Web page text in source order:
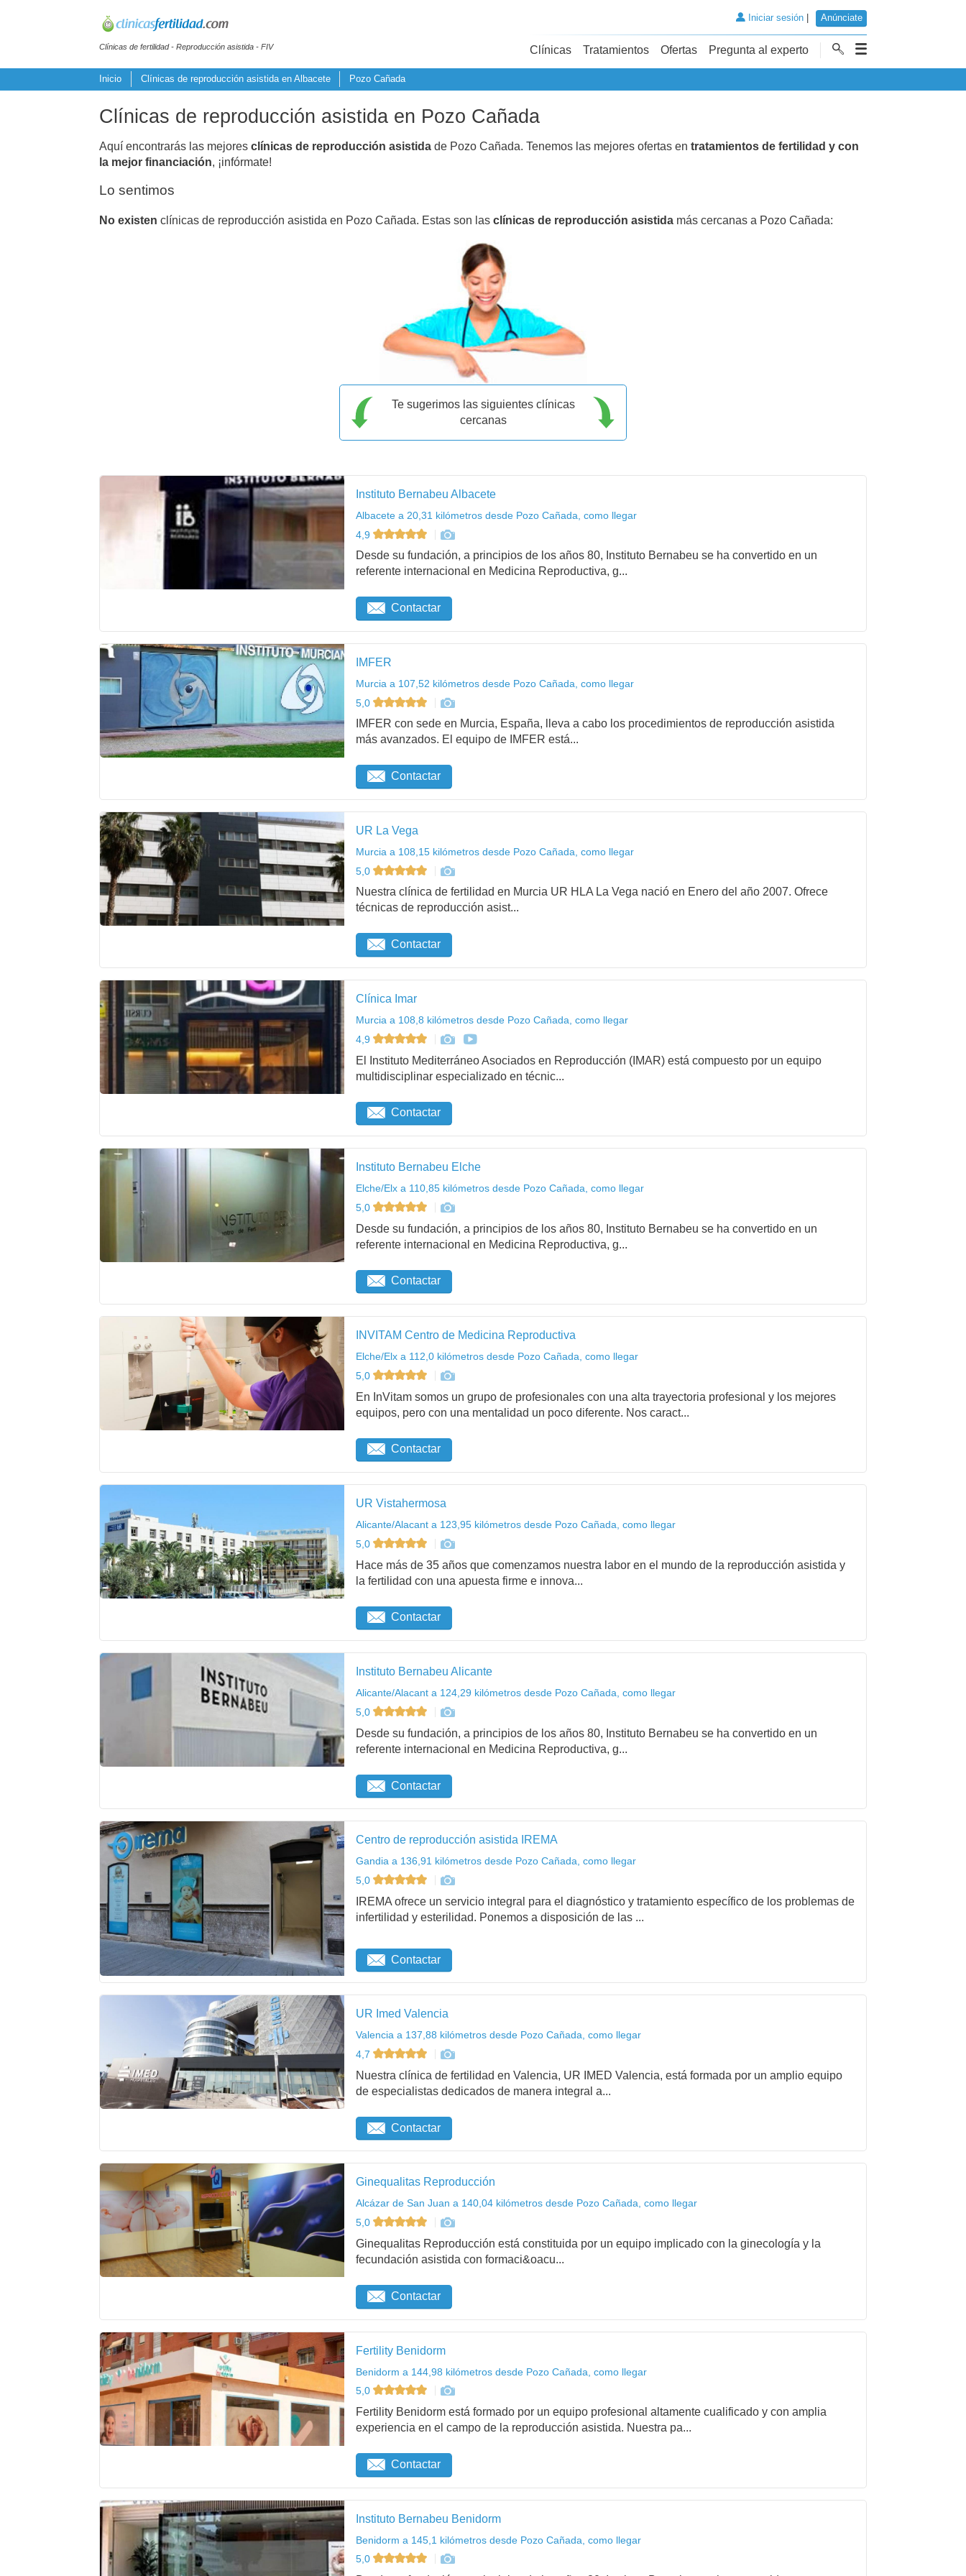
Clínicas de fertilidad - Reproducción asistida - FIV
Iniciar sesión| Anúnciate
Clínicas Tratamientos Ofertas Pregunta al experto
Inicio Clínicas de reproducción asistida en Albacete Pozo Cañada
Clínicas de reproducción asistida en Pozo Cañada
Aquí encontrarás las mejores clínicas de reproducción asistida de Pozo Cañada. Tenemos las mejores ofertas en tratamientos de fertilidad y con
la mejor financiación, ¡infórmate!
Lo sentimos
No existen clínicas de reproducción asistida en Pozo Cañada. Estas son las clínicas de reproducción asistida más cercanas a Pozo Cañada:
Te sugerimos las siguientes clínicas
cercanas
Instituto Bernabeu Albacete
Albacete a 20,31 kilómetros desde Pozo Cañada, como llegar
4,9
Desde su fundación, a principios de los años 80, Instituto Bernabeu se ha convertido en un
referente internacional en Medicina Reproductiva, g...
Contactar
IMFER
Murcia a 107,52 kilómetros desde Pozo Cañada, como llegar
5,0
IMFER con sede en Murcia, España, lleva a cabo los procedimientos de reproducción asistida
más avanzados. El equipo de IMFER está...
Contactar
UR La Vega
Murcia a 108,15 kilómetros desde Pozo Cañada, como llegar
5,0
Nuestra clínica de fertilidad en Murcia UR HLA La Vega nació en Enero del año 2007. Ofrece
técnicas de reproducción asist...
Contactar
Clínica Imar
Murcia a 108,8 kilómetros desde Pozo Cañada, como llegar
4,9
El Instituto Mediterráneo Asociados en Reproducción (IMAR) está compuesto por un equipo
multidisciplinar especializado en técnic...
Contactar
Instituto Bernabeu Elche
Elche/Elx a 110,85 kilómetros desde Pozo Cañada, como llegar
5,0
Desde su fundación, a principios de los años 80, Instituto Bernabeu se ha convertido en un
referente internacional en Medicina Reproductiva, g...
Contactar
INVITAM Centro de Medicina Reproductiva
Elche/Elx a 112,0 kilómetros desde Pozo Cañada, como llegar
5,0
En InVitam somos un grupo de profesionales con una alta trayectoria profesional y los mejores
equipos, pero con una mentalidad un poco diferente. Nos caract...
Contactar
UR Vistahermosa
Alicante/Alacant a 123,95 kilómetros desde Pozo Cañada, como llegar
5,0
Hace más de 35 años que comenzamos nuestra labor en el mundo de la reproducción asistida y
la fertilidad con una apuesta firme e innova...
Contactar
Instituto Bernabeu Alicante
Alicante/Alacant a 124,29 kilómetros desde Pozo Cañada, como llegar
5,0
Desde su fundación, a principios de los años 80, Instituto Bernabeu se ha convertido en un
referente internacional en Medicina Reproductiva, g...
Contactar
Centro de reproducción asistida IREMA
Gandia a 136,91 kilómetros desde Pozo Cañada, como llegar
5,0
IREMA ofrece un servicio integral para el diagnóstico y tratamiento específico de los problemas de
infertilidad y esterilidad. Ponemos a disposición de las ...
Contactar
UR Imed Valencia
Valencia a 137,88 kilómetros desde Pozo Cañada, como llegar
4,7
Nuestra clínica de fertilidad en Valencia, UR IMED Valencia, está formada por un amplio equipo
de especialistas dedicados de manera integral a...
Contactar
Ginequalitas Reproducción
Alcázar de San Juan a 140,04 kilómetros desde Pozo Cañada, como llegar
5,0
Ginequalitas Reproducción está constituida por un equipo implicado con la ginecología y la
fecundación asistida con formaci&oacu...
Contactar
Fertility Benidorm
Benidorm a 144,98 kilómetros desde Pozo Cañada, como llegar
5,0
Fertility Benidorm está formado por un equipo profesional altamente cualificado y con amplia
experiencia en el campo de la reproducción asistida. Nuestra pa...
Contactar
Instituto Bernabeu Benidorm
Benidorm a 145,1 kilómetros desde Pozo Cañada, como llegar
5,0